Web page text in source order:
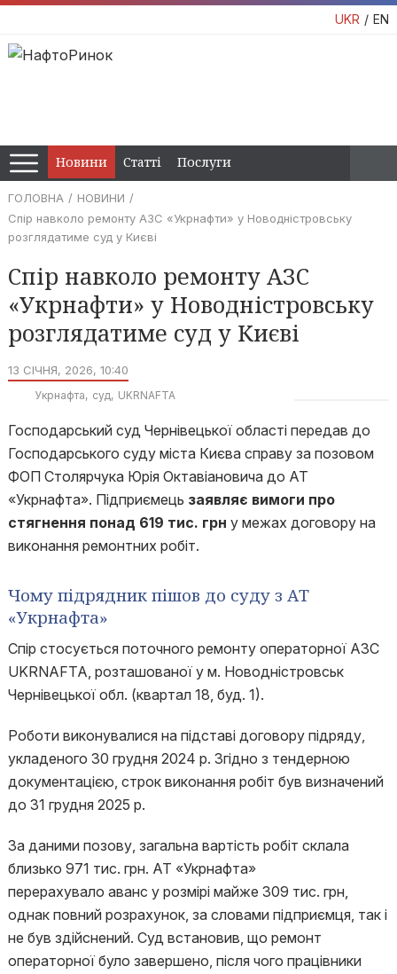
UKR EN
Новини Статті Послуги
ГОЛОВНА
НОВИНИ
Спір навколо ремонту АЗС «Укрнафти» у Новодністровську
розглядатиме суд у Києві
Спір навколо ремонту АЗС
«Укрнафти» у Новодністровську
розглядатиме суд у Києві
13 СІЧНЯ, 2026, 10:40
Укрнафта суд UKRNAFTA
Господарський суд Чернівецької області передав до
Господарського суду міста Києва справу за позовом
ФОП Столярчука Юрія Октавіановича до АТ
«Укрнафта». Підприємець заявляє вимоги про
стягнення понад 619 тис. грн у межах договору на
виконання ремонтних робіт.
Чому підрядник пішов до суду з АТ
«Укрнафта»
Спір стосується поточного ремонту операторної АЗС
UKRNAFTA, розташованої у м. Новодністровськ
Чернівецької обл. (квартал 18, буд. 1).
Роботи виконувалися на підставі договору підряду,
укладеного 30 грудня 2024 р. Згідно з тендерною
документацією, строк виконання робіт був визначений
до 31 грудня 2025 р.
За даними позову, загальна вартість робіт склала
близько 971 тис. грн. АТ «Укрнафта»
перерахувало аванс у розмірі майже 309 тис. грн,
однак повний розрахунок, за словами підприємця, так і
не був здійснений. Суд встановив, що ремонт
операторної було завершено, після чого працівники